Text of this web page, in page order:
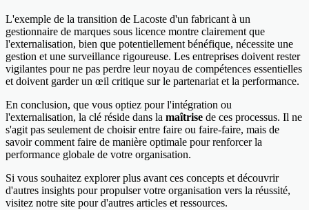
L'exemple de la transition de Lacoste d'un fabricant à un
gestionnaire de marques sous licence montre clairement que
l'externalisation, bien que potentiellement bénéfique, nécessite une
gestion et une surveillance rigoureuse. Les entreprises doivent rester
vigilantes pour ne pas perdre leur noyau de compétences essentielles
et doivent garder un œil critique sur le partenariat et la performance.
En conclusion, que vous optiez pour l'intégration ou
l'externalisation, la clé réside dans la maîtrise de ces processus. Il ne
s'agit pas seulement de choisir entre faire ou faire-faire, mais de
savoir comment faire de manière optimale pour renforcer la
performance globale de votre organisation.
Si vous souhaitez explorer plus avant ces concepts et découvrir
d'autres insights pour propulser votre organisation vers la réussité,
visitez notre site pour d'autres articles et ressources.